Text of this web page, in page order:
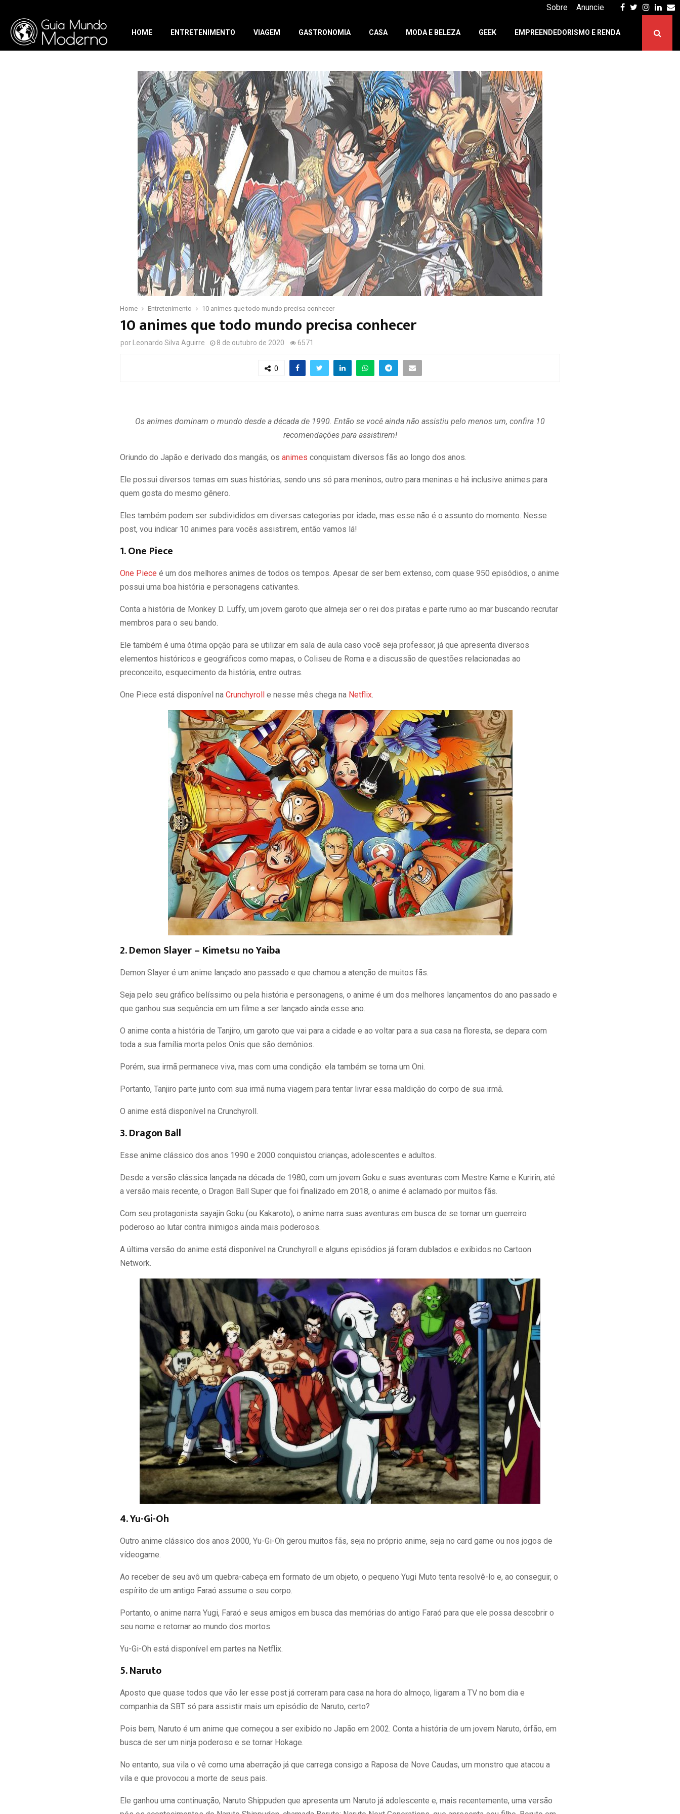
Facebook
Twitter
Sobre Anuncie
HOME ENTRETENIMENTO VIAGEM GASTRONOMIA CASA MODA E BELEZA GEEK EMPREENDEDORISMO E RENDA
Home Entretenimento 10 animes que todo mundo precisa conhecer
10 animes que todo mundo precisa conhecer
por Leonardo Silva Aguirre 8 de outubro de 2020 6571
0
Os animes dominam o mundo desde a década de 1990. Então se você ainda não assistiu pelo menos um, confira 10
recomendações para assistirem!
Oriundo do Japão e derivado dos mangás, os animes conquistam diversos fãs ao longo dos anos.
Ele possui diversos temas em suas histórias, sendo uns só para meninos, outro para meninas e há inclusive animes para
quem gosta do mesmo gênero.
Eles também podem ser subdivididos em diversas categorias por idade, mas esse não é o assunto do momento. Nesse
post, vou indicar 10 animes para vocês assistirem, então vamos lá!
1. One Piece
One Piece é um dos melhores animes de todos os tempos. Apesar de ser bem extenso, com quase 950 episódios, o anime
possui uma boa história e personagens cativantes.
Conta a história de Monkey D. Luffy, um jovem garoto que almeja ser o rei dos piratas e parte rumo ao mar buscando recrutar
membros para o seu bando.
Ele também é uma ótima opção para se utilizar em sala de aula caso você seja professor, já que apresenta diversos
elementos históricos e geográficos como mapas, o Coliseu de Roma e a discussão de questões relacionadas ao
preconceito, esquecimento da história, entre outras.
One Piece está disponível na Crunchyroll e nesse mês chega na Netflix.
2. Demon Slayer – Kimetsu no Yaiba
Demon Slayer é um anime lançado ano passado e que chamou a atenção de muitos fãs.
Seja pelo seu gráfico belíssimo ou pela história e personagens, o anime é um dos melhores lançamentos do ano passado e
que ganhou sua sequência em um filme a ser lançado ainda esse ano.
O anime conta a história de Tanjiro, um garoto que vai para a cidade e ao voltar para a sua casa na floresta, se depara com
toda a sua família morta pelos Onis que são demônios.
Porém, sua irmã permanece viva, mas com uma condição: ela também se torna um Oni.
Portanto, Tanjiro parte junto com sua irmã numa viagem para tentar livrar essa maldição do corpo de sua irmã.
O anime está disponível na Crunchyroll.
3. Dragon Ball
Esse anime clássico dos anos 1990 e 2000 conquistou crianças, adolescentes e adultos.
Desde a versão clássica lançada na década de 1980, com um jovem Goku e suas aventuras com Mestre Kame e Kuririn, até
a versão mais recente, o Dragon Ball Super que foi finalizado em 2018, o anime é aclamado por muitos fãs.
Com seu protagonista sayajin Goku (ou Kakaroto), o anime narra suas aventuras em busca de se tornar um guerreiro
poderoso ao lutar contra inimigos ainda mais poderosos.
A última versão do anime está disponível na Crunchyroll e alguns episódios já foram dublados e exibidos no Cartoon
Network.
4. Yu-Gi-Oh
Outro anime clássico dos anos 2000, Yu-Gi-Oh gerou muitos fãs, seja no próprio anime, seja no card game ou nos jogos de
vídeogame.
Ao receber de seu avô um quebra-cabeça em formato de um objeto, o pequeno Yugi Muto tenta resolvê-lo e, ao conseguir, o
espírito de um antigo Faraó assume o seu corpo.
Portanto, o anime narra Yugi, Faraó e seus amigos em busca das memórias do antigo Faraó para que ele possa descobrir o
seu nome e retornar ao mundo dos mortos.
Yu-Gi-Oh está disponível em partes na Netflix.
5. Naruto
Aposto que quase todos que vão ler esse post já correram para casa na hora do almoço, ligaram a TV no bom dia e
companhia da SBT só para assistir mais um episódio de Naruto, certo?
Pois bem, Naruto é um anime que começou a ser exibido no Japão em 2002. Conta a história de um jovem Naruto, órfão, em
busca de ser um ninja poderoso e se tornar Hokage.
No entanto, sua vila o vê como uma aberração já que carrega consigo a Raposa de Nove Caudas, um monstro que atacou a
vila e que provocou a morte de seus pais.
Ele ganhou uma continuação, Naruto Shippuden que apresenta um Naruto já adolescente e, mais recentemente, uma versão